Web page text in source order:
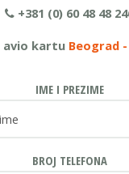
+381 (0) 60 48 48
avio kartu Beograd
IME I PREZIME
BROJ TELEFONA